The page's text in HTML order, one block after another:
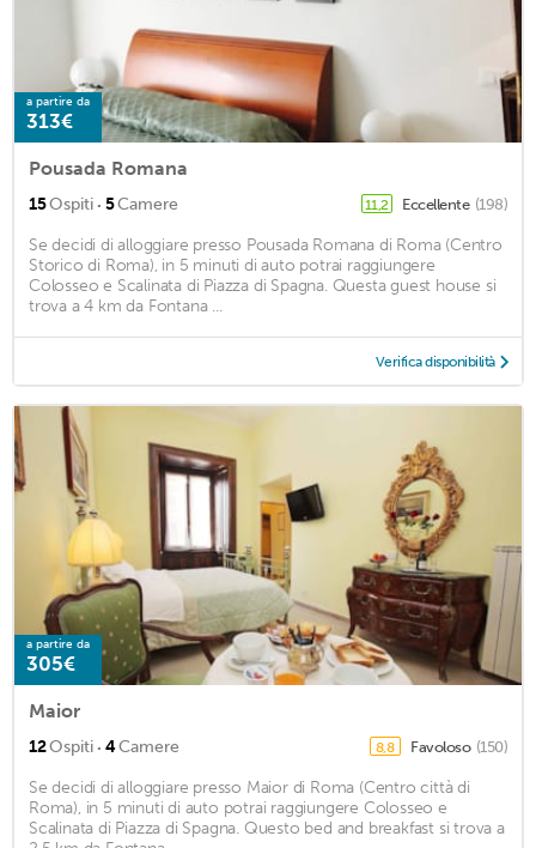
a partire da
313€
Pousada Romana
15Ospiti · 5Camere 11,2 Eccellente (198)
Se decidi di alloggiare presso Pousada Romana di Roma (Centro
Storico di Roma), in 5 minuti di auto potrai raggiungere
Colosseo e Scalinata di Piazza di Spagna. Questa guest house si
trova a 4 km da Fontana ...
Verifica disponibilità
a partire da
305€
Maior
12Ospiti · 4Camere 8,8 Favoloso (150)
Se decidi di alloggiare presso Maior di Roma (Centro città di
Roma), in 5 minuti di auto potrai raggiungere Colosseo e
Scalinata di Piazza di Spagna. Questo bed and breakfast si trova a